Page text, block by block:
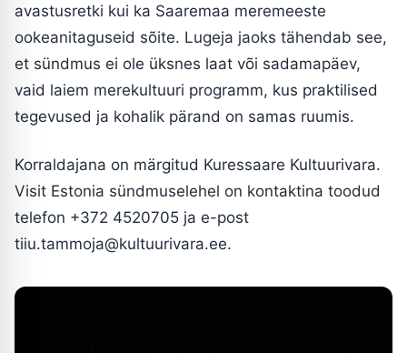
avastusretki kui ka Saaremaa meremeeste
ookeanitaguseid sõite. Lugeja jaoks tähendab see,
et sündmus ei ole üksnes laat või sadamapäev,
vaid laiem merekultuuri programm, kus praktilised
tegevused ja kohalik pärand on samas ruumis.
Korraldajana on märgitud Kuressaare Kultuurivara.
Visit Estonia sündmuselehel on kontaktina toodud
telefon +372 4520705 ja e-post
tiiu.tammoja@kultuurivara.ee.